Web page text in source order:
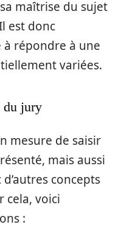
maîtrise du sujet
est donc
répondre à une
variées.
du jury
mesure de saisir
mais aussi
concepts
cela, voici
: